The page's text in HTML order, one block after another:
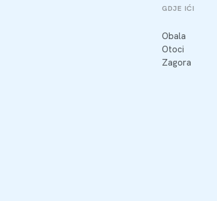
GDJE IĆI
Obala
Otoci
Zagora